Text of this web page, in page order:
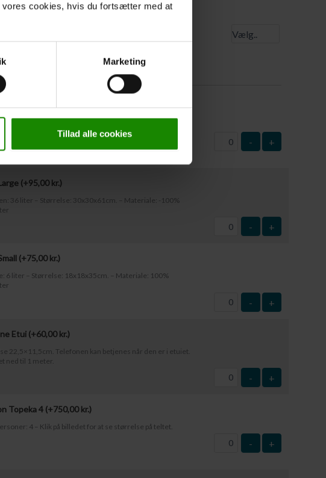
cookies, hvis du fortsætter med at
Marketing
Tillad alle cookies
*
leje (+50,00kr.)
- +
(+95,00kr.)
36 liter – Størrelse: 30x30x61cm. – Materiale: -100%
- +
(+75,00kr.)
6 liter – Størrelse: 18x18x35cm. – Materiale: 100%
- +
Etui (+60,00kr.)
22,5×11,5cm. Telefonen kan betjenes når den er i etuiet.
ned til 1 meter.
- +
Topeka 4 (+750,00kr.)
4 – Klik på billedet for at se størrelse på teltet.
- +